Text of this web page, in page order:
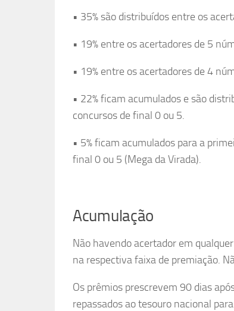
• 35% são distribuídos entre os
• 19% entre os acertadores de 5
• 19% entre os acertadores de 4
• 22% ficam acumulados e são
concursos de final 0 ou 5.
• 5% ficam acumulados para a
final 0 ou 5 (Mega da Virada).
Acumulação
Não havendo acertador em
na respectiva faixa de premiação.
Os prêmios prescrevem 90 dias
repassados ao tesouro nacional